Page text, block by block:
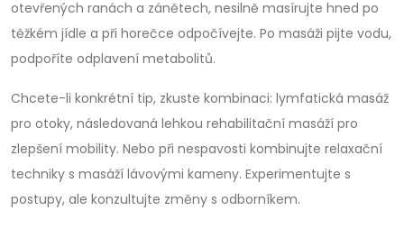
otevřených ranách a zánětech, nesilně masírujte hned po
těžkém jídle a při horečce odpočívejte. Po masáži pijte vodu,
podpoříte odplavení metabolitů.
Chcete-li konkrétní tip, zkuste kombinaci: lymfatická masáž
pro otoky, následovaná lehkou rehabilitační masáží pro
zlepšení mobility. Nebo při nespavosti kombinujte relaxační
techniky s masáží lávovými kameny. Experimentujte s
postupy, ale konzultujte změny s odborníkem.